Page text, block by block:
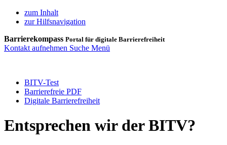
zum Inhalt
zur Hilfsnavigation
Barrierekompass Portal für digitale Barrierefreiheit
Kontakt aufnehmen Suche Menü
BITV-Test
Barrierefreie PDF
Digitale Barrierefreiheit
Entsprechen wir der BITV?